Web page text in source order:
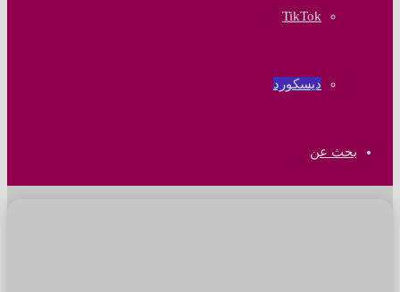
‫TikTok
ديسكورد
بحث عن